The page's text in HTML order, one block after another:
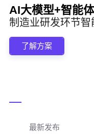
AI大模型+智能
制造业研发环节智
了解方案
最新发布